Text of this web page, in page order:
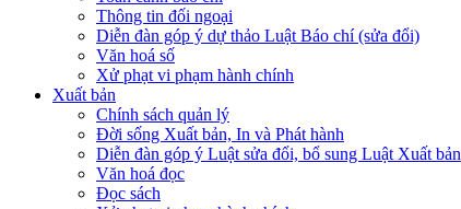
Thông tin đối ngoại
Diễn đàn góp ý dự thảo Luật Báo chí (sửa đổi)
Văn hoá số
Xử phạt vi phạm hành chính
Xuất bản
Chính sách quản lý
Đời sống Xuất bản, In và Phát hành
Diễn đàn góp ý Luật sửa đổi, bổ sung Luật Xuất bản
Văn hoá đọc
Đọc sách